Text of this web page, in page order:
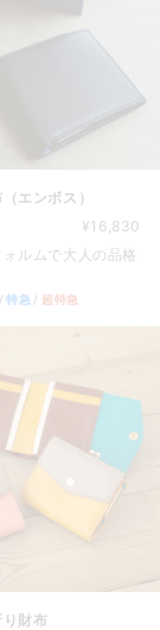
エンボス）
¥16,830
ルムで大人の品格
特急 超特急
財布